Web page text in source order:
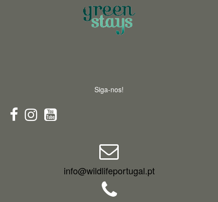
Siga-nos!
info@wildlifeportugal.pt